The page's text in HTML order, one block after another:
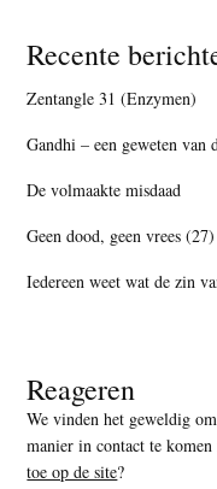
Recente
Zentangle 31 (Enzymen)
Gandhi – een geweten van
De volmaakte misdaad
Geen dood, geen vrees
Iedereen weet wat de zin
Reageren
We vinden het geweldig
manier in contact te
toe op de site?